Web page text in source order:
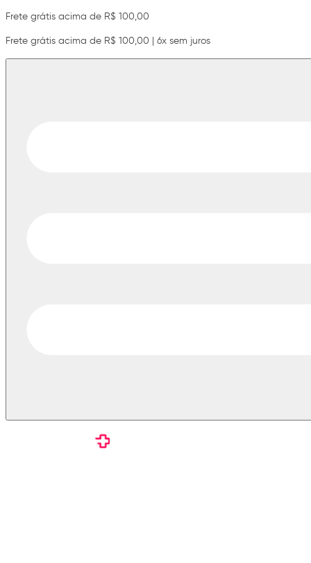
Frete grátis acima de R$ 100,00
Frete grátis acima de R$ 100,00 | 6x sem juros